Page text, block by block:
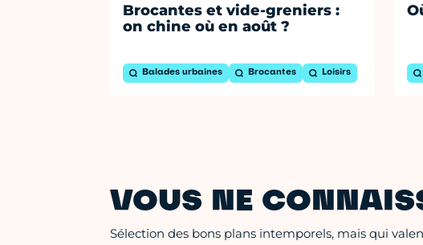
Brocantes et vide-greniers :
on chine où en août ?
Balades urbaines Brocantes Loisirs
VOUS NE
Sélection des bons plans intemporels, mais qui